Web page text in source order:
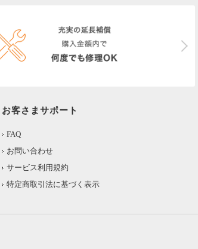
お客さまサポート
FAQ
お問い合わせ
サービス利用規約
特定商取引法に基づく表示